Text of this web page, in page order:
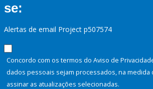
se:
Alertas de email Project p507574
Concordo com os termos do Aviso de
dados pessoais sejam processados, na medida
assinar as atualizações selecionadas.